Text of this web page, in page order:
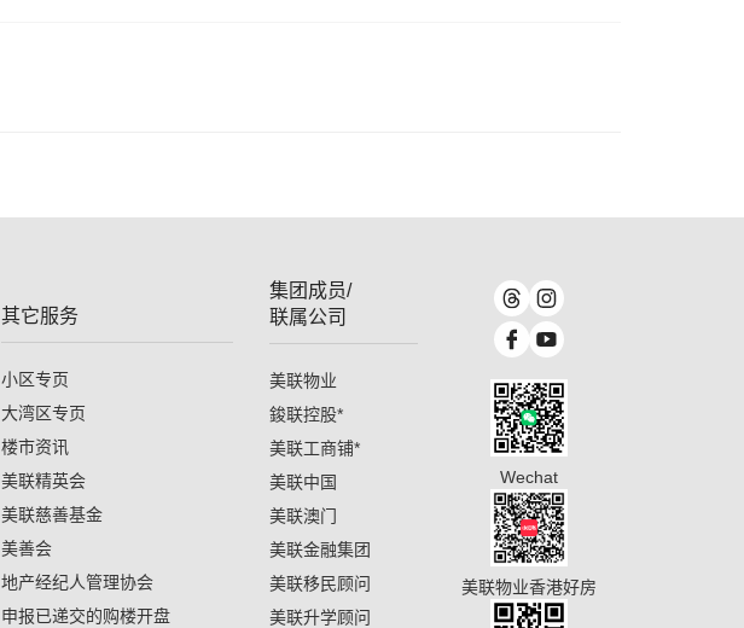
其它服务
小区专页
大湾区专页
楼市资讯
美联精英会
美联慈善基金
美善会
地产经纪人管理协会
申报已递交的购楼开盘
集团成员/
联属公司
美联物业
鋑联控股*
美联工商铺*
美联中国
美联澳门
美联金融集团
美联移民顾问
美联升学顾问
Wechat
美联物业香港好房